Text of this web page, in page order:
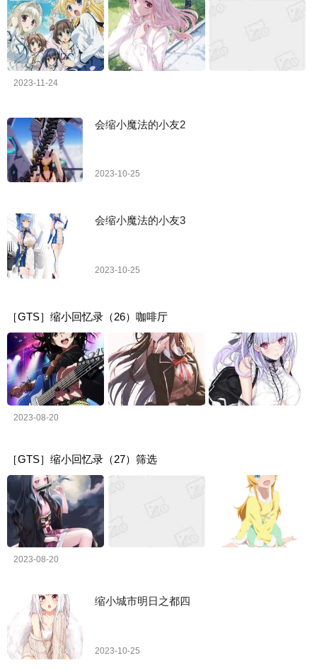
2023-11-24
会缩小魔法的小友2
2023-10-25
会缩小魔法的小友3
2023-10-25
［GTS］缩小回忆录（26）咖啡厅
2023-08-20
［GTS］缩小回忆录（27）筛选
2023-08-20
缩小城市明日之都四
2023-10-25